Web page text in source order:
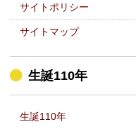
サイトポリシー
サイトマップ
生誕110年
生誕110年